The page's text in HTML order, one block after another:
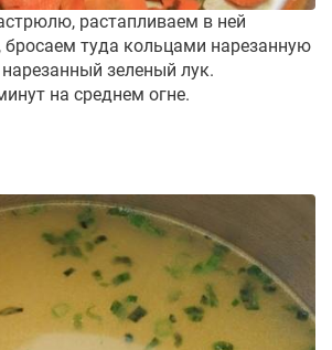
растапливаем в ней
бросаем туда кольцами нарезанную
зеленый лук.
на среднем огне.